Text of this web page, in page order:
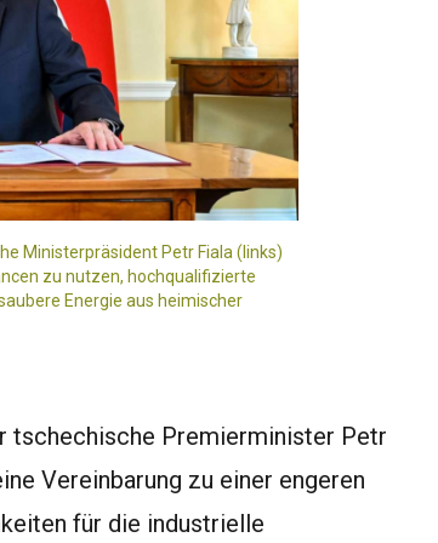
Ministerpräsident Petr Fiala (links)
zu nutzen, hochqualifizierte
Energie aus heimischer
tschechische Premierminister Petr
Vereinbarung zu einer engeren
für die industrielle